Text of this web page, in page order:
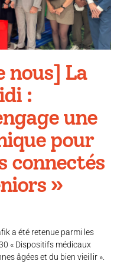
nous] La
:
une
pour
connectés
»
a été retenue parmi les
« Dispositifs médicaux
âgées et du bien vieillir ».